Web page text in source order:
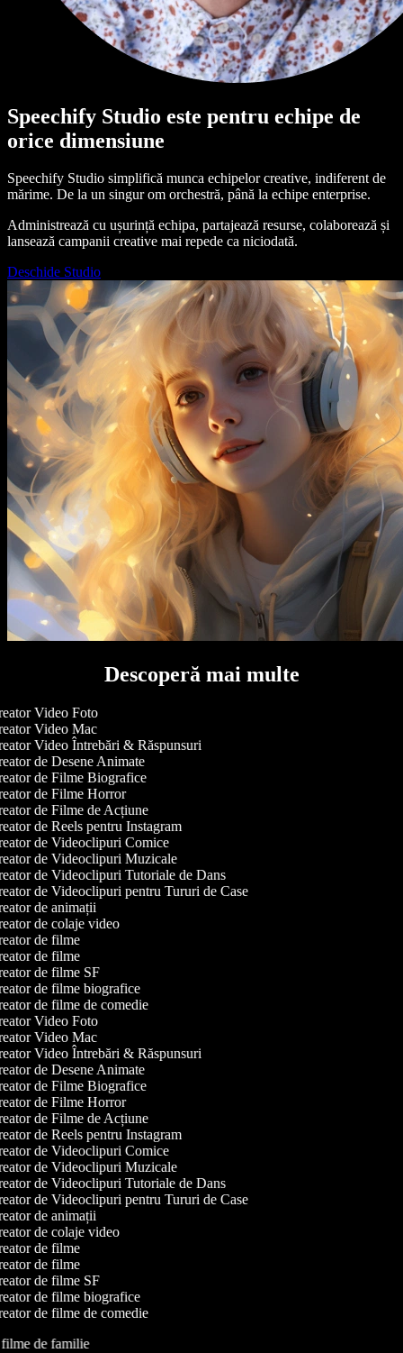
Speechify Studio este pentru echipe de
orice dimensiune
Speechify Studio simplifică munca echipelor creative, indiferent de
mărime. De la un singur om orchestră, până la echipe enterprise.
Administrează cu ușurință echipa, partajează resurse, colaborează și
lansează campanii creative mai repede ca niciodată.
Deschide Studio
Descoperă mai multe
Video Foto
Video Mac
Video Întrebări & Răspunsuri
de Desene Animate
de Filme Biografice
de Filme Horror
de Filme de Acțiune
de Reels pentru Instagram
de Videoclipuri Comice
de Videoclipuri Muzicale
de Videoclipuri Tutoriale de Dans
de Videoclipuri pentru Tururi de Case
de animații
de colaje video
de filme
de filme
de filme SF
de filme biografice
de filme de comedie
Video Foto
Video Mac
Video Întrebări & Răspunsuri
de Desene Animate
de Filme Biografice
de Filme Horror
de Filme de Acțiune
de Reels pentru Instagram
de Videoclipuri Comice
de Videoclipuri Muzicale
de Videoclipuri Tutoriale de Dans
de Videoclipuri pentru Tururi de Case
de animații
de colaje video
de filme
de filme
de filme SF
de filme biografice
de filme de comedie
filme de familie